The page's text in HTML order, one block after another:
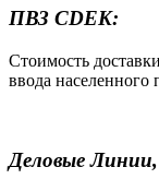
ПВЗ CDEK:
Стоимость
ввода
Деловые